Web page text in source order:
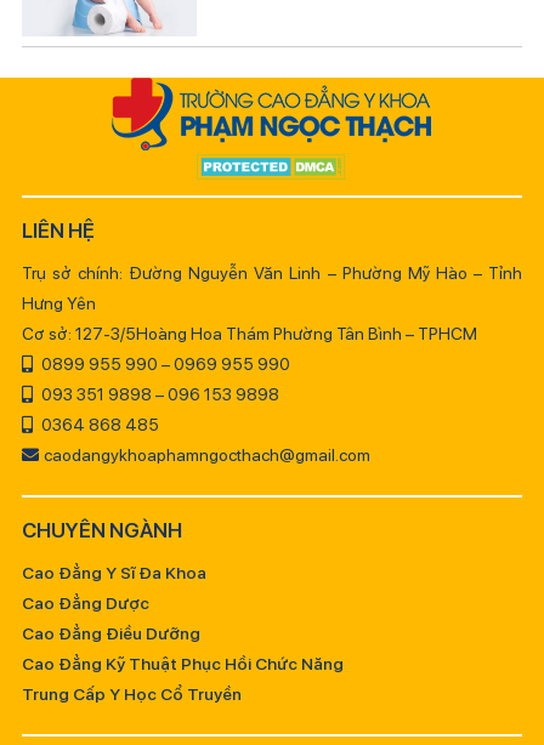
LIÊN HỆ
Trụ sở chính: Đường Nguyễn Văn Linh – Phường Mỹ Hào – Tỉnh
Hưng Yên
Cơ sở: 127-3/5Hoàng Hoa Thám Phường Tân Bình – TPHCM
0899 955 990 – 0969 955 990
093 351 9898 – 096 153 9898
0364 868 485
caodangykhoaphamngocthach@gmail.com
CHUYÊN NGÀNH
Cao Đẳng Y Sĩ Đa Khoa
Cao Đẳng Dược
Cao Đẳng Điều Dưỡng
Cao Đẳng Kỹ Thuật Phục Hồi Chức Năng
Trung Cấp Y Học Cổ Truyền